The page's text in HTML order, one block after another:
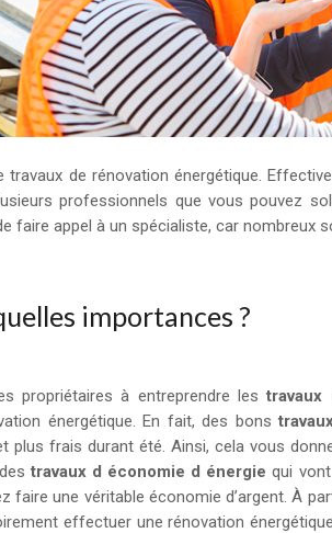
de rénovation énergétique.
professionnels que vous pouvez
faire appel à un spécialiste, car nombreux
importances ?
propriétaires à entreprendre lestravaux
énergétique. En fait, des bons
frais durant été. Ainsi, cela vous
travaux d économie d énergie qui
une véritable économie d’argent. À
effectuer une rénovation